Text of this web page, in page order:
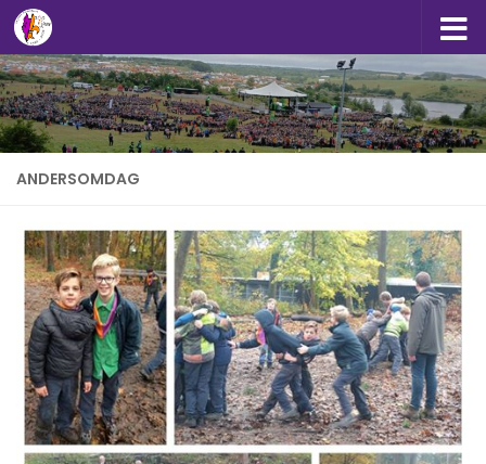
Doorgaan naar inhoud
ANDERSOMDAG